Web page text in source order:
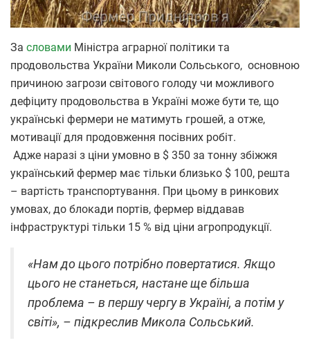
За словами Міністра аграрної політики та
продовольства України Миколи Сольського, основною
причиною загрози світового голоду чи можливого
дефіциту продовольства в Україні може бути те, що
українські фермери не матимуть грошей, а отже,
мотивації для продовження посівних робіт.
Адже наразі з ціни умовно в $ 350 за тонну збіжжя
український фермер має тільки близько $ 100, решта
– вартість транспортування. При цьому в ринкових
умовах, до блокади портів, фермер віддавав
інфраструктурі тільки 15 % від ціни агропродукції.
«Нам до цього потрібно повертатися. Якщо
цього не станеться, настане ще більша
проблема – в першу чергу в Україні, а потім у
світі», – підкреслив Микола Сольський.